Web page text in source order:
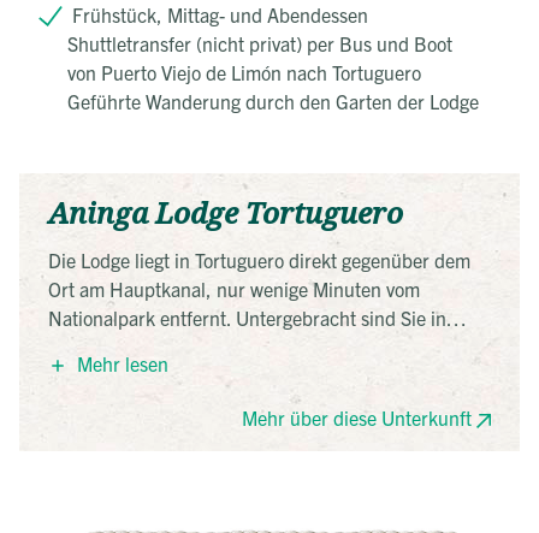
Frühstück, Mittag- und Abendessen
Shuttletransfer (nicht privat) per Bus und Boot
von Puerto Viejo de Limón nach Tortuguero
Geführte Wanderung durch den Garten der Lodge
Aninga Lodge Tortuguero
Die Lodge liegt in Tortuguero direkt gegenüber dem
Ort am Hauptkanal, nur wenige Minuten vom
Nationalpark entfernt. Untergebracht sind Sie in
Bungalows in tropischer Gartenanlage mit Pool und
Restaurant – ideal für Naturbeobachtungen und
Bootstouren durch die Wasserwege.
Mehr lesen
Mehr über diese Unterkunft